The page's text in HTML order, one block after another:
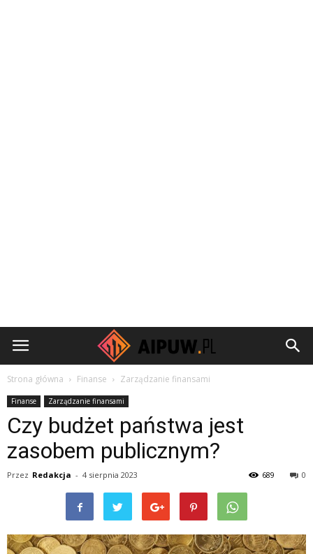
Aipuw.pl
Strona główna Finanse Zarządzanie finansami
Finanse Zarządzanie finansami
Czy budżet państwa jest
zasobem publicznym?
Przez Redakcja - 4 sierpnia 2023 0
689